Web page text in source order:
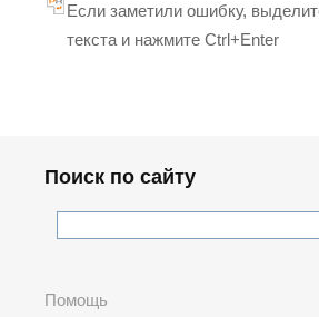
Если заметили ошибку,
текста и нажмите Ctrl+Enter
Поиск по сайту
Помощь